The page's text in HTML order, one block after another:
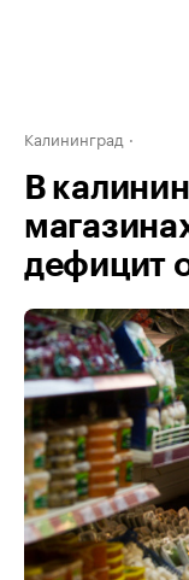
Калининград
В
дефицит